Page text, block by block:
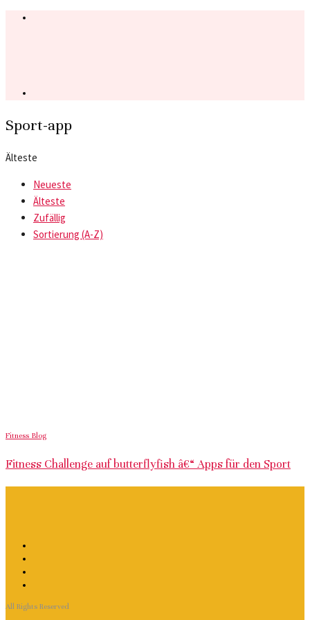
Sport-app
Älteste
Neueste
Älteste
Zufällig
Sortierung (A-Z)
Fitness Blog
Fitness Challenge auf butterflyfish â€“ Apps für den Sport
All Rights Reserved